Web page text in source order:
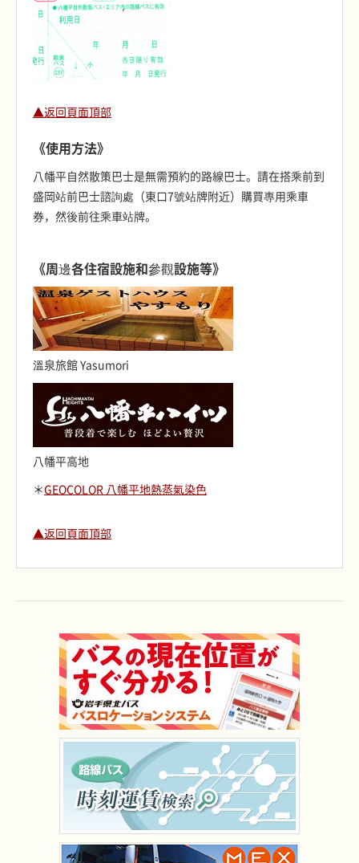
▲返回頁面頂部
《使用方法》
八幡平自然散策巴士是無需預約的路線巴士。請在搭乘前到
盛岡站前巴士諮詢處（東口7號站牌附近）購買專用乘車
券，然後前往乘車站牌。
《周邊各住宿設施和參觀設施等》
溫泉旅館 Yasumori
八幡平高地
＊GEOCOLOR 八幡平地熱蒸氣染色
▲返回頁面頂部